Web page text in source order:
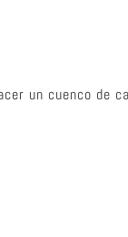
un cuenco de